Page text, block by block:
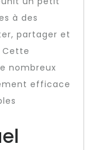
à des
partager et
Cette
nombreux
efficace